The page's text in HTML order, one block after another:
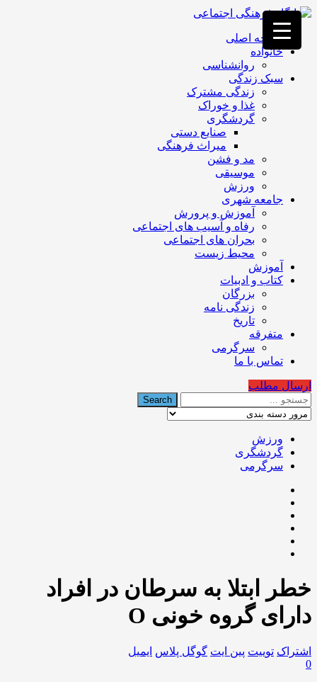
فصد
خون
غرب
تهران
خشکشویی
تصفیه
تهران
صفحه اصلی
خانواده
روانشناسی
سبک زندگی
زندگی مشترک
غذا و خوراک
گردشگری
صنایع دستی
میراث فرهنگی
مد و فشن
موسیقی
ورزش
جامعه شهری
آموزش و پرورش
رفاه و آسیب های اجتماعی
بحران های اجتماعی
محیط زیست
آموزش
کتاب و ادبیات
بزرگان
زندگی نامه
تاریخ
متفرقه
سرگرمی
تماس با ما
ارسال مطلب
ورزش
گردشگری
سرگرمی
خطر ابتلا به سرطان در افراد
دارای گروه خونی O
اشتراک توییت پین ایت گوگل‌ پلاس ایمیل
0